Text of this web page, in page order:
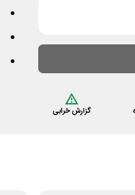
گزارش خرابی